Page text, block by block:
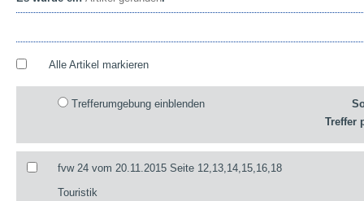
Alle Artikel markieren
Trefferumgebung einblenden
Treffer
fvw 24 vom 20.11.2015 Seite 12,13,14,15,16,18
Touristik